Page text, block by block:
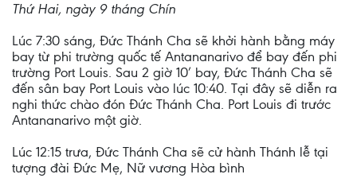
Thứ Hai, ngày 9 tháng Chín
Lúc 7:30 sáng, Đức Thánh Cha sẽ khởi hành bằng máy
bay từ phi trường quốc tế Antananarivo để bay đến phi
trường Port Louis. Sau 2 giờ 10’ bay, Đức Thánh Cha sẽ
đến sân bay Port Louis vào lúc 10:40. Tại đây sẽ diễn ra
nghi thức chào đón Đức Thánh Cha. Port Louis đi trước
Antananarivo một giờ.
Lúc 12:15 trưa, Đức Thánh Cha sẽ cử hành Thánh lễ tại
tượng đài Đức Mẹ, Nữ vương Hòa bình